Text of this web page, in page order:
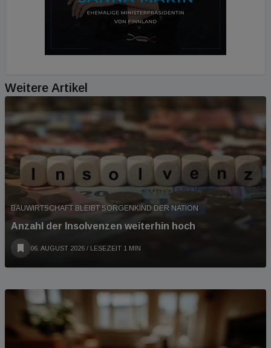
Weitere Artikel
BAUWIRTSCHAFT BLEIBT SORGENKIND DER NATION
Anzahl der Insolvenzen weiterhin hoch
06. AUGUST 2026 / LESEZEIT 1 MIN